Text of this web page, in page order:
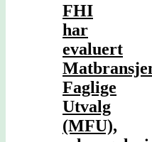
FHI
har
evaluert
Faglige
Utvalg
(MFU),